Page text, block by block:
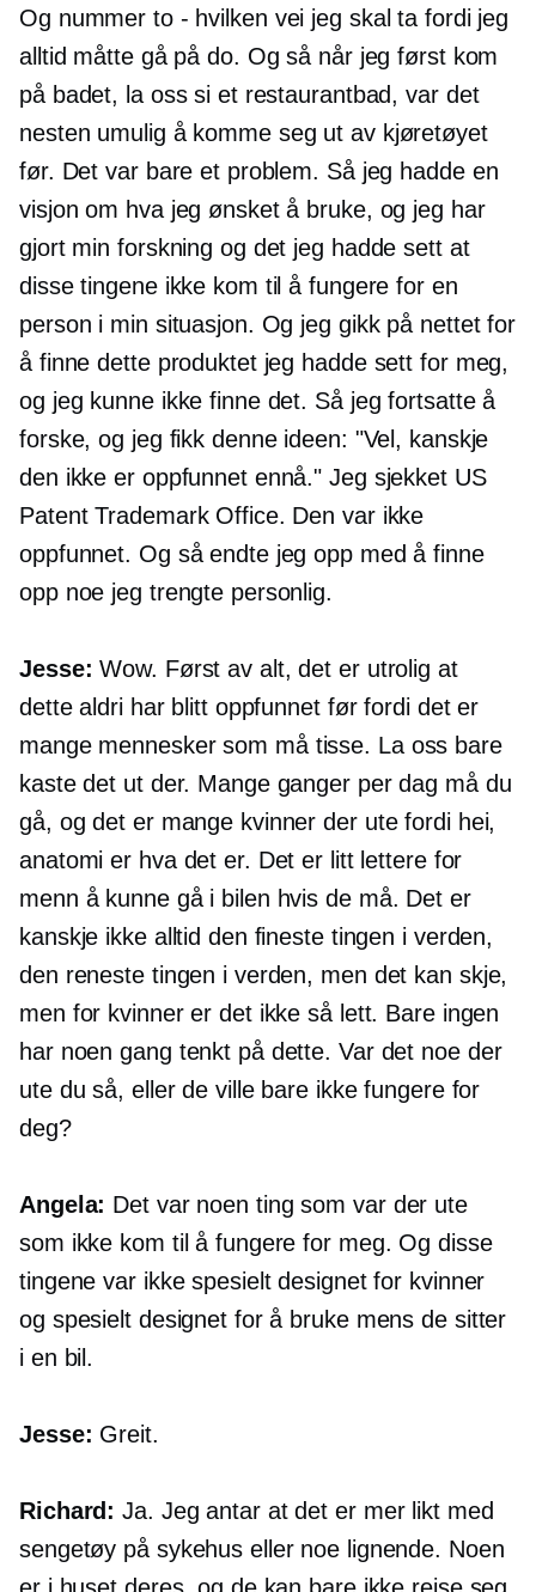
Og nummer to - hvilken vei jeg skal ta fordi jeg
alltid måtte gå på do. Og så når jeg først kom
på badet, la oss si et restaurantbad, var det
nesten umulig å komme seg ut av kjøretøyet
før. Det var bare et problem. Så jeg hadde en
visjon om hva jeg ønsket å bruke, og jeg har
gjort min forskning og det jeg hadde sett at
disse tingene ikke kom til å fungere for en
person i min situasjon. Og jeg gikk på nettet for
å finne dette produktet jeg hadde sett for meg,
og jeg kunne ikke finne det. Så jeg fortsatte å
forske, og jeg fikk denne ideen: "Vel, kanskje
den ikke er oppfunnet ennå." Jeg sjekket US
Patent Trademark Office. Den var ikke
oppfunnet. Og så endte jeg opp med å finne
opp noe jeg trengte personlig.
Jesse: Wow. Først av alt, det er utrolig at
dette aldri har blitt oppfunnet før fordi det er
mange mennesker som må tisse. La oss bare
kaste det ut der. Mange ganger per dag må du
gå, og det er mange kvinner der ute fordi hei,
anatomi er hva det er. Det er litt lettere for
menn å kunne gå i bilen hvis de må. Det er
kanskje ikke alltid den fineste tingen i verden,
den reneste tingen i verden, men det kan skje,
men for kvinner er det ikke så lett. Bare ingen
har noen gang tenkt på dette. Var det noe der
ute du så, eller de ville bare ikke fungere for
deg?
Angela: Det var noen ting som var der ute
som ikke kom til å fungere for meg. Og disse
tingene var ikke spesielt designet for kvinner
og spesielt designet for å bruke mens de sitter
i en bil.
Jesse: Greit.
Richard: Ja. Jeg antar at det er mer likt med
sengetøy på sykehus eller noe lignende. Noen